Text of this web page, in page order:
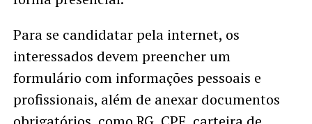
Para se candidatar pela internet, os
interessados devem preencher um
formulário com informações pessoais e
profissionais, além de anexar documentos